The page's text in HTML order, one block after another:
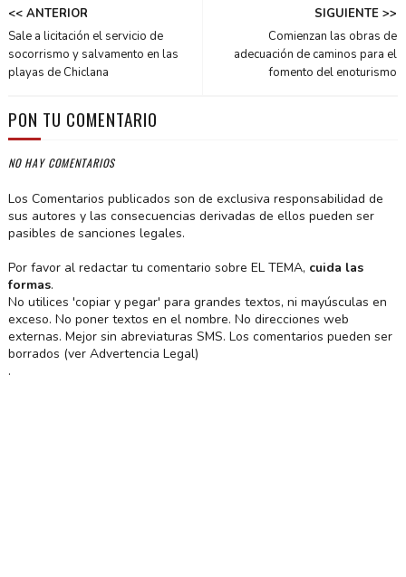
SIGUIENTE >>
Comienzan las obras de
adecuación de caminos para el
fomento del enoturismo
<< ANTERIOR
Sale a licitación el servicio de
socorrismo y salvamento en las
playas de Chiclana
PON TU COMENTARIO
NO HAY COMENTARIOS
Los Comentarios publicados son de exclusiva responsabilidad de
sus autores y las consecuencias derivadas de ellos pueden ser
pasibles de sanciones legales.
Por favor al redactar tu comentario sobre EL TEMA, cuida las
formas.
No utilices 'copiar y pegar' para grandes textos, ni mayúsculas en
exceso. No poner textos en el nombre. No direcciones web
externas. Mejor sin abreviaturas SMS. Los comentarios pueden ser
borrados (ver Advertencia Legal)
.